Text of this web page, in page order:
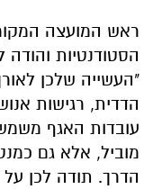
ראש המועצה
הסטודנטיות
"העשייה שלכן
הדדית, רגישות
עובדות האגף
מוביל, אלא גם
הדרך. תודה לכן